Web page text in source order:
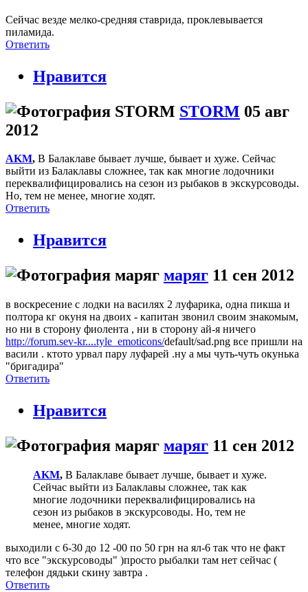
Сейчас везде мелко-средняя ставрида, проклевывается
пиламида.
Ответить
Нравится
STORM 05 авг
2012
AKM, В Балаклаве бывает лучше, бывает и хуже. Сейчас
выйти из Балаклавы сложнее, так как многие лодочники
переквалифицировались на сезон из рыбаков в экскурсоводы.
Но, тем не менее, многие ходят.
Ответить
Нравится
маряг 11 сен 2012
в воскресение с лодки на василях 2 луфарика, одна пикша и
полтора кг окуня на двоих - капитан звонил своим знакомым,
но ни в сторону фиолента , ни в сторону ай-я ничего
http://forum.sev-kr....tyle_emoticons/default/sad.png все пришли на
васили . ктото урвал пару луфарей .ну а мы чуть-чуть окунька
"бригадира"
Ответить
Нравится
маряг 11 сен 2012
AKM, В Балаклаве бывает лучше, бывает и хуже.
Сейчас выйти из Балаклавы сложнее, так как
многие лодочники переквалифицировались на
сезон из рыбаков в экскурсоводы. Но, тем не
менее, многие ходят.
выходили с 6-30 до 12 -00 по 50 грн на ял-6 так что не факт
что все "экскурсоводы" )просто рыбалки там нет сейчас (
телефон дядьки скину завтра .
Ответить